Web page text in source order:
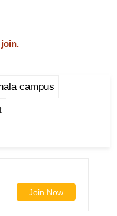
campus